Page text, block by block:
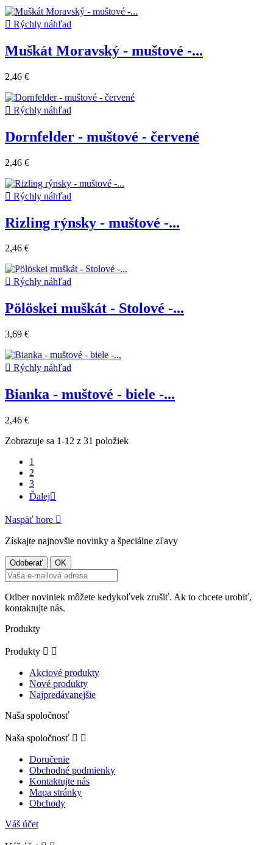
 Rýchly náhľad
Muškát Moravský - muštové -...
2,46 €
 Rýchly náhľad
Dornfelder - muštové - červené
2,46 €
 Rýchly náhľad
Rizling rýnsky - muštové -...
2,46 €
 Rýchly náhľad
Pölöskei muškát - Stolové -...
3,69 €
 Rýchly náhľad
Bianka - muštové - biele -...
2,46 €
Zobrazuje sa 1-12 z 31 položiek
1
2
3
Ďalej
Naspäť hore 
Získajte najnovšie novinky a špeciálne zľavy
Odber noviniek môžete kedykoľvek zrušiť. Ak to chcete urobiť,
kontaktujte nás.
Produkty
Produkty  
Akciové produkty
Nové produkty
Najpredávanejšie
Naša spoločnosť
Naša spoločnosť  
Doručenie
Obchodné podmienky
Kontaktujte nás
Mapa stránky
Obchody
Váš účet